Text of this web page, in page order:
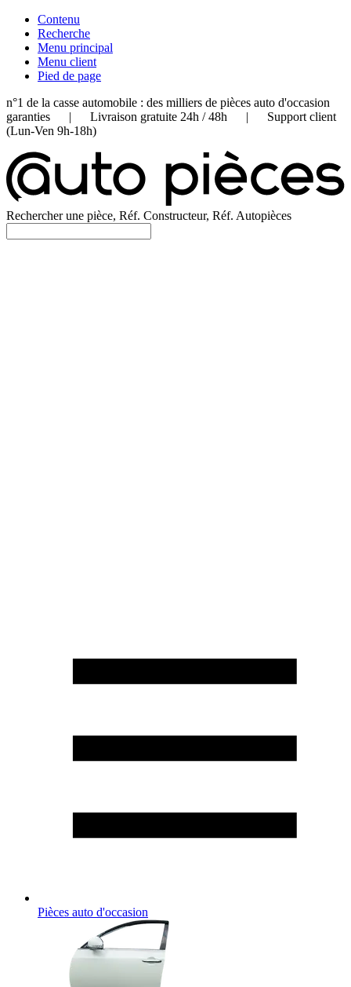
Contenu
Recherche
Menu principal
Menu client
Pied de page
n°1 de la casse automobile : des milliers de pièces auto d'occasion
garanties | Livraison gratuite 24h / 48h | Support client
(Lun-Ven 9h-18h)
Rechercher une pièce, Réf. Constructeur, Réf. Autopièces
Pièces auto d'occasion